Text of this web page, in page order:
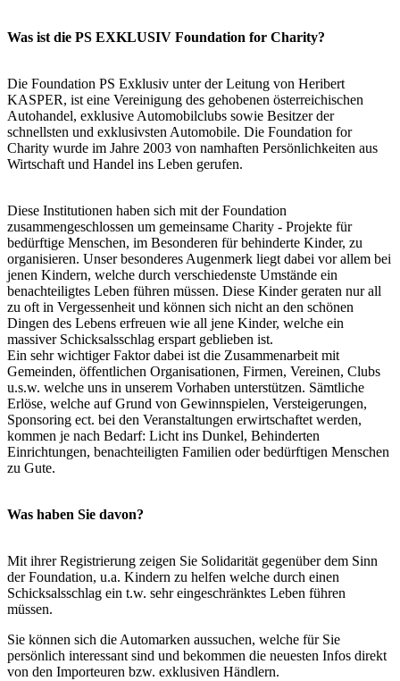
Was ist die PS EXKLUSIV Foundation for Charity?
Die Foundation PS Exklusiv unter der Leitung von Heribert
KASPER, ist eine Vereinigung des gehobenen österreichischen
Autohandel, exklusive Automobilclubs sowie Besitzer der
schnellsten und exklusivsten Automobile. Die Foundation for
Charity wurde im Jahre 2003 von namhaften Persönlichkeiten aus
Wirtschaft und Handel ins Leben gerufen.
Diese Institutionen haben sich mit der Foundation
zusammengeschlossen um gemeinsame Charity - Projekte für
bedürftige Menschen, im Besonderen für behinderte Kinder, zu
organisieren. Unser besonderes Augenmerk liegt dabei vor allem bei
jenen Kindern, welche durch verschiedenste Umstände ein
benachteiligtes Leben führen müssen. Diese Kinder geraten nur all
zu oft in Vergessenheit und können sich nicht an den schönen
Dingen des Lebens erfreuen wie all jene Kinder, welche ein
massiver Schicksalsschlag erspart geblieben ist.
Ein sehr wichtiger Faktor dabei ist die Zusammenarbeit mit
Gemeinden, öffentlichen Organisationen, Firmen, Vereinen, Clubs
u.s.w. welche uns in unserem Vorhaben unterstützen. Sämtliche
Erlöse, welche auf Grund von Gewinnspielen, Versteigerungen,
Sponsoring ect. bei den Veranstaltungen erwirtschaftet werden,
kommen je nach Bedarf: Licht ins Dunkel, Behinderten
Einrichtungen, benachteiligten Familien oder bedürftigen Menschen
zu Gute.
Was haben Sie davon?
Mit ihrer Registrierung zeigen Sie Solidarität gegenüber dem Sinn
der Foundation, u.a. Kindern zu helfen welche durch einen
Schicksalsschlag ein t.w. sehr eingeschränktes Leben führen
müssen.
Sie können sich die Automarken aussuchen, welche für Sie
persönlich interessant sind und bekommen die neuesten Infos direkt
von den Importeuren bzw. exklusiven Händlern.